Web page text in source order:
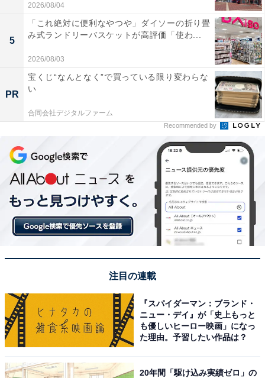
2026/08/04
5
「これ絶対に便利なやつや」ダイソーの折り畳
み式ランドリーバスケットが高評価「使わ...
2026/08/03
PR
宝くじ“なんとなく”で買っている限り変わらな
い
合同会社デジタルファーム
Recommended by
注目の連載
『スパイダーマン：ブランド・
ニュー・デイ』が「史上もっと
も優しいヒーロー映画」になっ
た理由。予習したい作品は？
20年間「駆け込み実績ゼロ」の